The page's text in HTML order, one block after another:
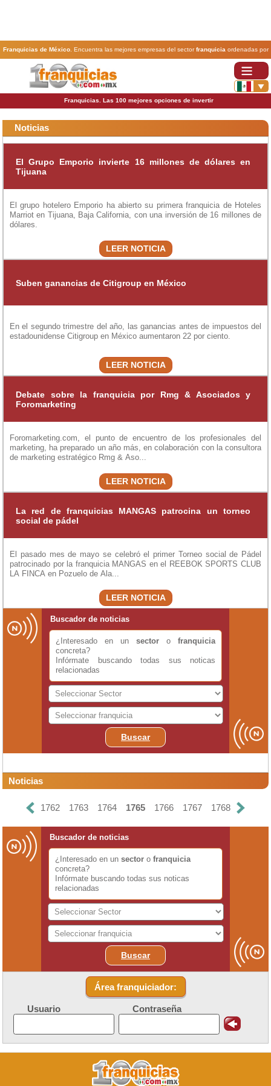
Franquicias de México. Encuentra las mejores empresas del sectorfranquicia ordenadas por
actividad. En www.100franquicias.com.mx encontrarás las más rentables, baratas y
Franquicias. Las 100 mejores opciones de invertir
Noticias
El Grupo Emporio invierte 16 millones de dólares en
Tijuana
El grupo hotelero Emporio ha abierto su primera franquicia de Hoteles
Marriot en Tijuana, Baja California, con una inversión de 16 millones de
dólares.
LEER NOTICIA
Suben ganancias de Citigroup en México
En el segundo trimestre del año, las ganancias antes de impuestos del
estadounidense Citigroup en México aumentaron 22 por ciento.
LEER NOTICIA
Debate sobre la franquicia por Rmg & Asociados y
Foromarketing
Foromarketing.com, el punto de encuentro de los profesionales del
marketing, ha preparado un año más, en colaboración con la consultora
de marketing estratégico Rmg & Aso...
LEER NOTICIA
La red de franquicias MANGAS patrocina un torneo
social de pádel
El pasado mes de mayo se celebró el primer Torneo social de Pádel
patrocinado por la franquicia MANGAS en el REEBOK SPORTS CLUB
LA FINCA en Pozuelo de Ala...
LEER NOTICIA
Buscador de noticias
¿Interesado en un sector o franquicia
concreta?
Infórmate buscando todas sus noticas
relacionadas
Buscar
Noticias
1762 1763 1764 1765 1766 1767 1768
Buscador de noticias
¿Interesado en un sector o franquicia
concreta?
Infórmate buscando todas sus noticas
relacionadas
Buscar
Área franquiciador:
Usuario Contraseña